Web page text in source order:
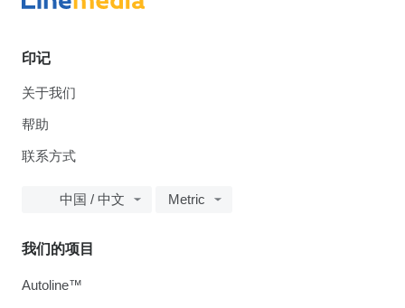
印记
关于我们
帮助
联系方式
中国 / 中文 Metric
我们的项目
Autoline™